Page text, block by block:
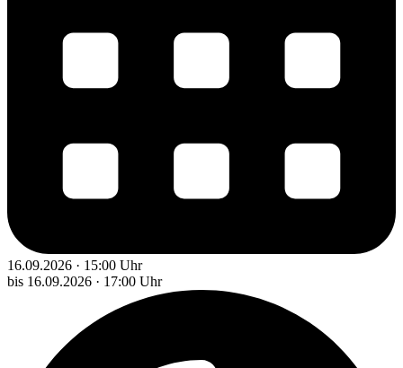
16.09.2026 · 15:00 Uhr
bis 16.09.2026 · 17:00 Uhr